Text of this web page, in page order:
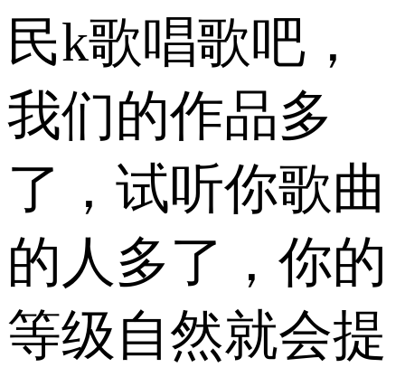
民k歌唱歌吧，
我们的作品多
了，试听你歌曲
的人多了，你的
等级自然就会提